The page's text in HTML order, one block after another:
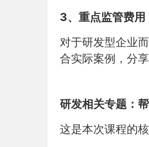
3、重点监管费
对于研发型企业
合实际案例，分
研发相关专题：
这是本次课程的